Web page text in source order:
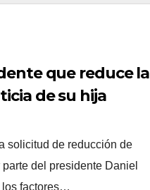
que reduce la
de su hija
a las mujeres
solicitud de reducción de
del presidente Daniel
los factores…